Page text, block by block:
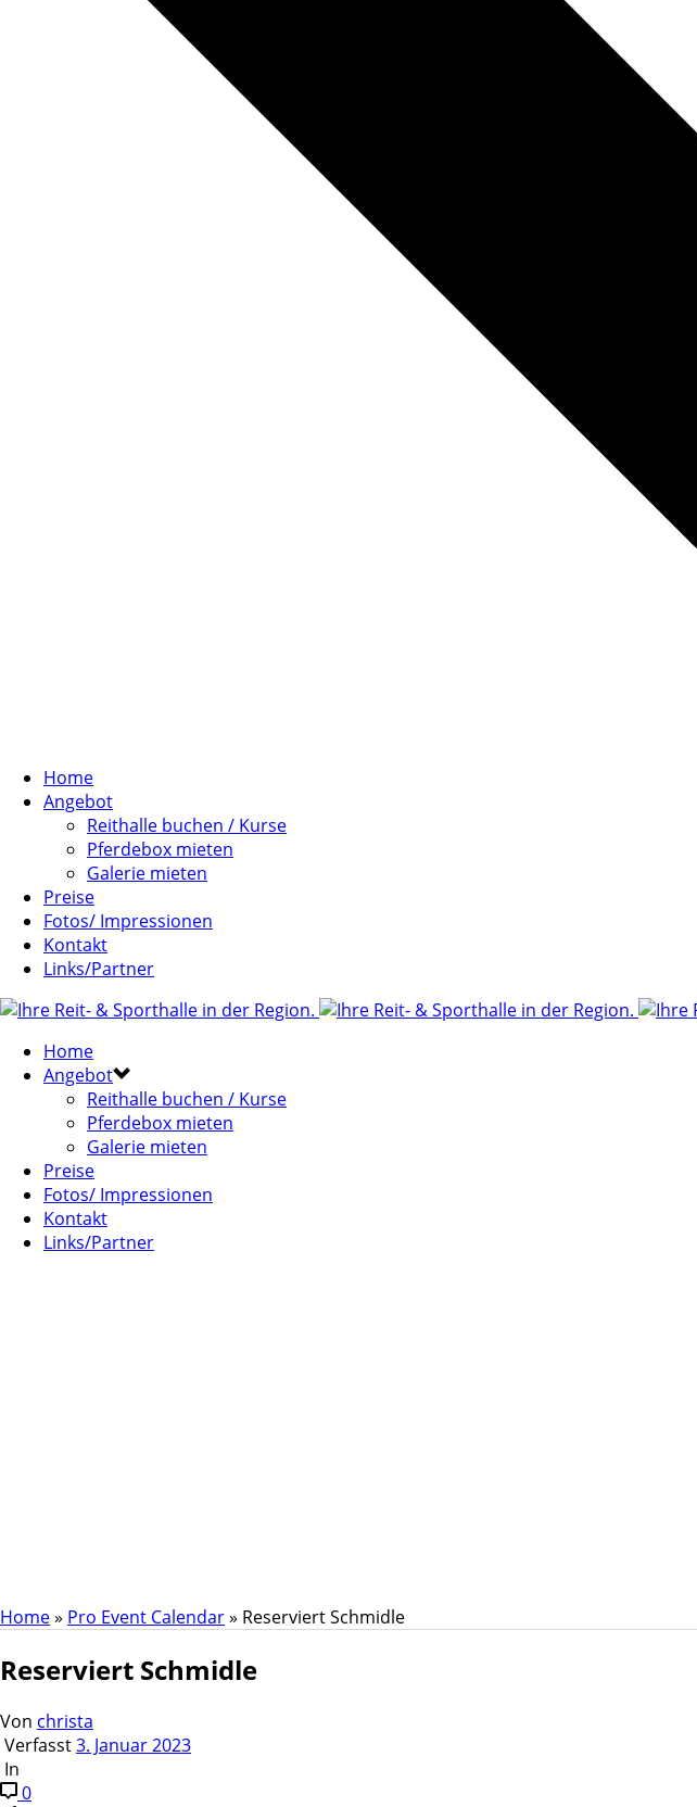
Home
Angebot
Reithalle buchen / Kurse
Pferdebox mieten
Galerie mieten
Preise
Fotos/ Impressionen
Kontakt
Links/Partner
Home
Angebot
Reithalle buchen / Kurse
Pferdebox mieten
Galerie mieten
Preise
Fotos/ Impressionen
Kontakt
Links/Partner
Home» Pro Event Calendar» Reserviert Schmidle
Reserviert Schmidle
Von christa
Verfasst3. Januar 2023
In
0